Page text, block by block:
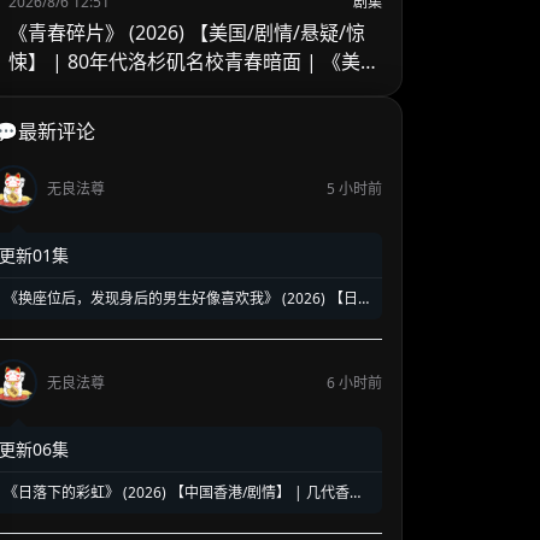
《青春碎片》 (2026) 【美国/剧情/悬疑/惊
悚】 | 80年代洛杉矶名校青春暗面 | 《美国
最新评论
无良法尊 5 小时前
更新01集
《换座位后，发现身后的男生好像喜欢我》 (2026) 【日
座位引发的直球高甜校园BL
无良法尊
6 小时前
更新06集
《日落下的彩虹》 (2026) 【中国香港/剧情】 | 几代香港